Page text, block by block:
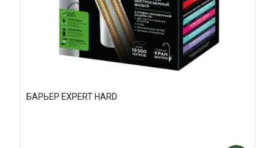
БАРЬЕР EXPERT HARD